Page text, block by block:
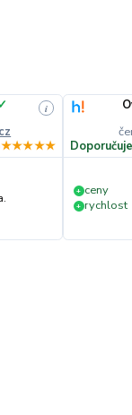
✓
i
★★★★★
+ ceny
+ rychlost